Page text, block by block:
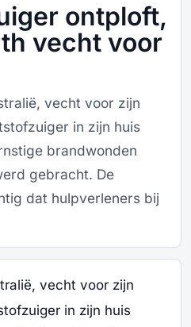
ontploft,
vecht voor
vecht voor zijn
in zijn huis
brandwonden
gebracht. De
dat hulpverleners bij
vecht voor zijn
in zijn huis